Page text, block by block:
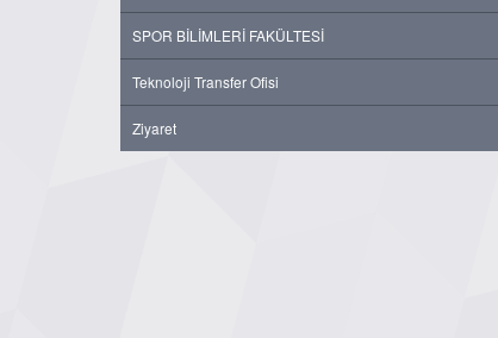
SPOR BİLİMLERİ FAKÜLTESİ
Teknoloji Transfer Ofisi
Ziyaret